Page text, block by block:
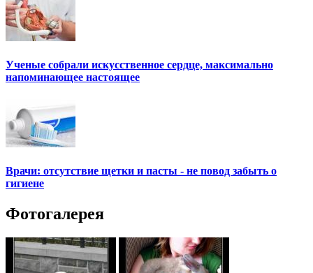
Ученые собрали искусственное сердце, максимально
напоминающее настоящее
Врачи: отсутствие щетки и пасты - не повод забыть о
гигиене
Фотогалерея